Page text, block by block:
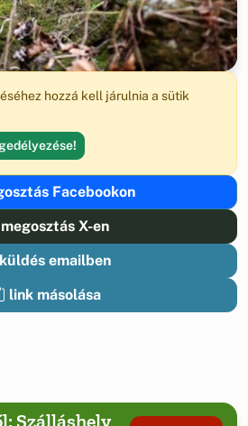
hozzá kell járulnia a sütik
Facebookon
megosztás X-en
küldés emailben
link másolása
Szálláshely